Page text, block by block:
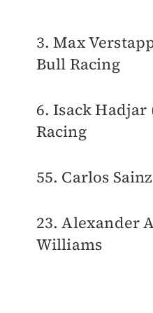
3. Max
Bull Racing
6. Isack Hadjar
Racing
55. Carlos
23. Alexander
Williams